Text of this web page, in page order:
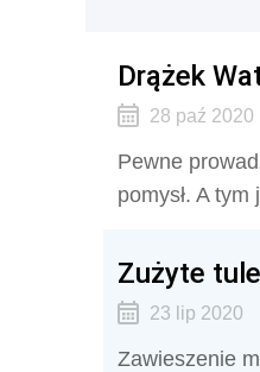
Drążek
28 paź 2020
Pewne
pomysł. A
Zużyte
23 lip 2020
Zawieszenie